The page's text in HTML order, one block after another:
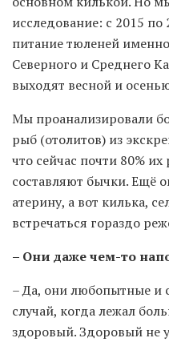
исследование: с 2015
питание тюленей
Северного и Среднего
выходят весной и
Мы проанализировали
рыб (отолитов) из
что сейчас почти 80%
составляют бычки. Ещё
атерину, а вот килька,
встречаться гораздо
– Они даже чем-то
– Да, они любопытные и
случай, когда лежал
здоровый. Здоровый не